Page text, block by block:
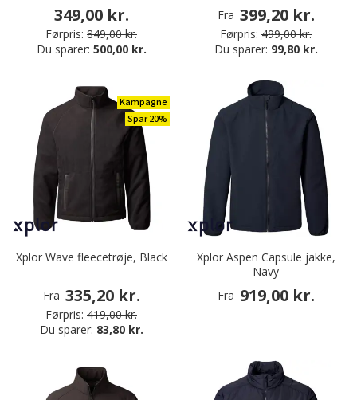
349,00 kr.
Førpris: 849,00 kr.
Du sparer: 500,00 kr.
Fra 399,20 kr.
Førpris: 499,00 kr.
Du sparer: 99,80 kr.
Kampagne
Spar 20%
Xplor Wave fleecetrøje, Black
Fra 335,20 kr.
Førpris: 419,00 kr.
Du sparer: 83,80 kr.
Xplor Aspen Capsule jakke,
Navy
Fra 919,00 kr.